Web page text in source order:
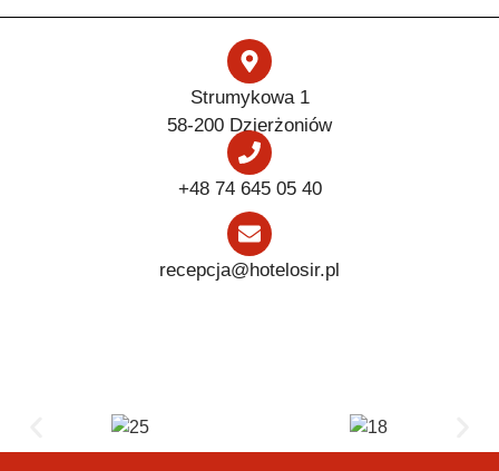
Strumykowa 1
58-200 Dzierżoniów
+48 74 645 05 40
recepcja@hotelosir.pl